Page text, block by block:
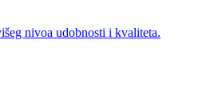
nivoa udobnosti i kvaliteta.